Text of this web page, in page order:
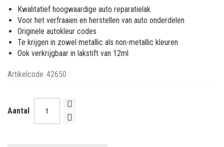
afbeeldingen-
gallerij
Kwalitatief hoogwaardige auto reparatielak
Voor het verfraaien en herstellen van auto onderdelen
Originele autokleur codes
Te krijgen in zowel metallic als non-metallic kleuren
Ook verkrijgbaar in lakstift van 12ml
Artikelcode 42650
Aantal